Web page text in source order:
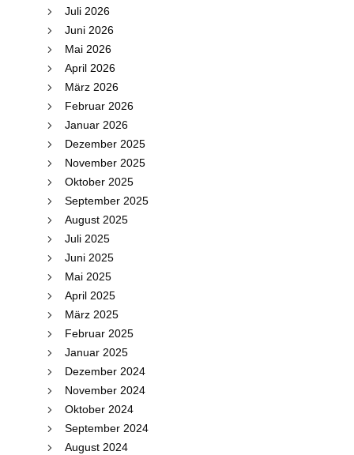
Juli 2026
Juni 2026
Mai 2026
April 2026
März 2026
Februar 2026
Januar 2026
Dezember 2025
November 2025
Oktober 2025
September 2025
August 2025
Juli 2025
Juni 2025
Mai 2025
April 2025
März 2025
Februar 2025
Januar 2025
Dezember 2024
November 2024
Oktober 2024
September 2024
August 2024